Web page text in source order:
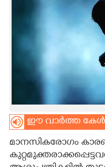
ASTRO
CARTOONS
ഈ വാർത്ത
മാനസികരോഗം